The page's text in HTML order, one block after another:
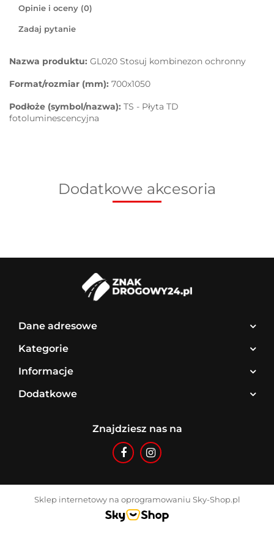
Opinie i oceny (0)
Zadaj pytanie
Nazwa produktu: GL020 Stosuj kombinezon ochronny
Format/rozmiar (mm): 700x1050
Podłoże (symbol/nazwa): TS - Płyta TD
fotoluminescencyjna
Dodatkowe akcesoria
Dane adresowe
Kategorie
Informacje
Dodatkowe
Znajdziesz nas na
Sklep internetowy na oprogramowaniu Sky-Shop.pl